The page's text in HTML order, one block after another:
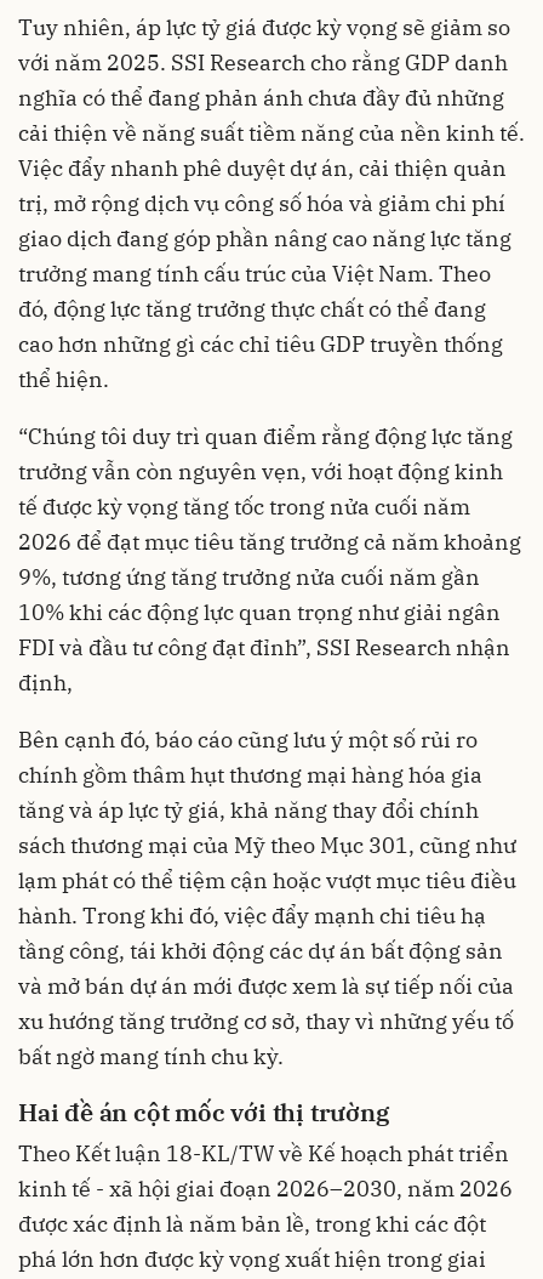
Tuy nhiên, áp lực tỷ giá được kỳ vọng sẽ giảm so
với năm 2025. SSI Research cho rằng GDP danh
nghĩa có thể đang phản ánh chưa đầy đủ những
cải thiện về năng suất tiềm năng của nền kinh tế.
Việc đẩy nhanh phê duyệt dự án, cải thiện quản
trị, mở rộng dịch vụ công số hóa và giảm chi phí
giao dịch đang góp phần nâng cao năng lực tăng
trưởng mang tính cấu trúc của Việt Nam. Theo
đó, động lực tăng trưởng thực chất có thể đang
cao hơn những gì các chỉ tiêu GDP truyền thống
thể hiện.
“Chúng tôi duy trì quan điểm rằng động lực tăng
trưởng vẫn còn nguyên vẹn, với hoạt động kinh
tế được kỳ vọng tăng tốc trong nửa cuối năm
2026 để đạt mục tiêu tăng trưởng cả năm khoảng
9%, tương ứng tăng trưởng nửa cuối năm gần
10% khi các động lực quan trọng như giải ngân
FDI và đầu tư công đạt đỉnh”, SSI Research nhận
định,
Bên cạnh đó, báo cáo cũng lưu ý một số rủi ro
chính gồm thâm hụt thương mại hàng hóa gia
tăng và áp lực tỷ giá, khả năng thay đổi chính
sách thương mại của Mỹ theo Mục 301, cũng như
lạm phát có thể tiệm cận hoặc vượt mục tiêu điều
hành. Trong khi đó, việc đẩy mạnh chi tiêu hạ
tầng công, tái khởi động các dự án bất động sản
và mở bán dự án mới được xem là sự tiếp nối của
xu hướng tăng trưởng cơ sở, thay vì những yếu tố
bất ngờ mang tính chu kỳ.
Hai đề án cột mốc với thị trường
Theo Kết luận 18-KL/TW về Kế hoạch phát triển
kinh tế - xã hội giai đoạn 2026–2030, năm 2026
được xác định là năm bản lề, trong khi các đột
phá lớn hơn được kỳ vọng xuất hiện trong giai